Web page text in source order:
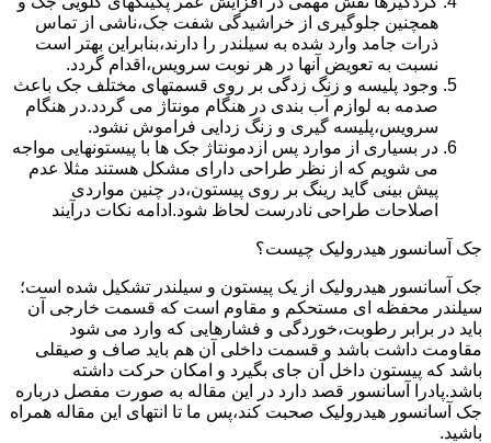
همچنین جلوگیری از خراشیدگی شفت جک،ناشی از تماس
ذرات جامد وارد شده به سیلندر را دارند،بنابراین بهتر است
نسبت به تعویض آنها در هر نوبت سرویس،اقدام گردد.
وجود پلیسه و زنگ زدگی بر روی قسمتهای مختلف جک باعث
صدمه به لوازم آب بندی در هنگام مونتاژ می گردد.در هنگام
سرویس،پلیسه گیری و زنگ زدایی فراموش نشود.
در بسیاری از موارد پس ازدمونتاژ جک ها با پیستونهایی مواجه
می شویم که از نظر طراحی دارای مشکل هستند مثلا عدم
پیش بینی گاید رینگ بر روی پیستون،در چنین مواردی
اصلاحات طراحی نادرست لحاظ شود.ادامه نکات درآیند
جک آسانسور هیدرولیک چیست؟
جک آسانسور هیدرولیک از یک پیستون و سیلندر تشکیل شده است؛
سیلندر محفظه ای مستحکم و مقاوم است که قسمت خارجی آن
باید در برابر رطوبت،خوردگی و فشارهایی که وارد می شود
مقاومت داشت باشد و قسمت داخلی آن هم باید صاف و صیقلی
باشد که پیستون داخل آن جای بگیرد و امکان حرکت داشته
باشد.پادرا آسانسور قصد دارد در این مقاله به صورت مفصل درباره
جک آسانسور هیدرولیک صحبت کند،پس ما تا انتهای این مقاله همراه
باشید.